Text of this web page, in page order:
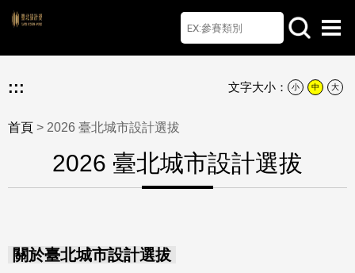
首頁 檔案下載 Q&A
聯絡我們 English
::: 文字大小： 小 中 大
首頁 > 2026 臺北城市設計選拔
2026 臺北城市設計選拔
關於臺北城市設計選拔